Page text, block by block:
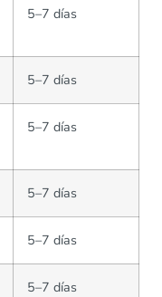
5–7 días
5–7 días
5–7 días
5–7 días
5–7 días
5–7 días